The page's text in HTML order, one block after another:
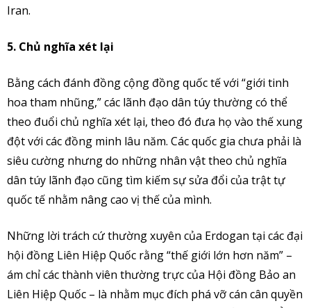
Iran.
5. Chủ nghĩa xét lại
Bằng cách đánh đồng cộng đồng quốc tế với “giới tinh
hoa tham nhũng,” các lãnh đạo dân túy thường có thể
theo đuổi chủ nghĩa xét lại, theo đó đưa họ vào thế xung
đột với các đồng minh lâu năm. Các quốc gia chưa phải là
siêu cường nhưng do những nhân vật theo chủ nghĩa
dân túy lãnh đạo cũng tìm kiếm sự sửa đổi của trật tự
quốc tế nhằm nâng cao vị thế của mình.
Những lời trách cứ thường xuyên của Erdogan tại các đại
hội đồng Liên Hiệp Quốc rằng “thế giới lớn hơn năm” –
ám chỉ các thành viên thường trực của Hội đồng Bảo an
Liên Hiệp Quốc – là nhằm mục đích phá vỡ cán cân quyền